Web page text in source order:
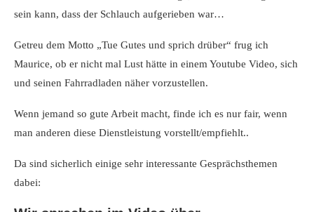
sein kann, dass der Schlauch aufgerieben war…
Getreu dem Motto „Tue Gutes und sprich drüber“ frug ich
Maurice, ob er nicht mal Lust hätte in einem Youtube Video, sich
und seinen Fahrradladen näher vorzustellen.
Wenn jemand so gute Arbeit macht, finde ich es nur fair, wenn
man anderen diese Dienstleistung vorstellt/empfiehlt..
Da sind sicherlich einige sehr interessante Gesprächsthemen
dabei: